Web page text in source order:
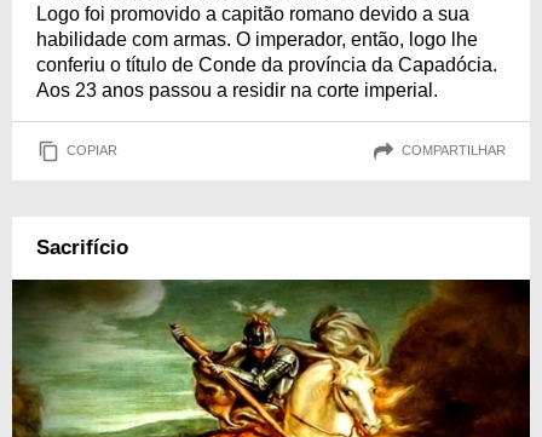
Logo foi promovido a capitão romano devido a sua
habilidade com armas. O imperador, então, logo lhe
conferiu o título de Conde da província da Capadócia.
Aos 23 anos passou a residir na corte imperial.
COPIAR COMPARTILHAR
Sacrifício